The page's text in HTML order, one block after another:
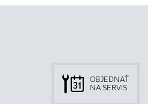
OBJEDNAŤ
NA SERVIS